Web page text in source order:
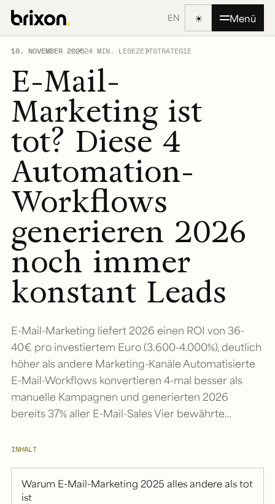
EN ☀ Menü
10. NOVEMBER 202524 MIN. LESEZEITSTRATEGIE
E-Mail-
Marketing ist
tot? Diese 4
Automation-
Workflows
generieren 2026
noch immer
konstant Leads
E-Mail-Marketing liefert 2026 einen ROI von 36-
40€ pro investiertem Euro (3.600-4.000%), deutlich
höher als andere Marketing-Kanäle Automatisierte
E-Mail-Workflows konvertieren 4-mal besser als
manuelle Kampagnen und generierten 2026
bereits 37% aller E-Mail-Sales Vier bewährte…
INHALT
Warum E-Mail-Marketing 2025 alles andere als tot
ist